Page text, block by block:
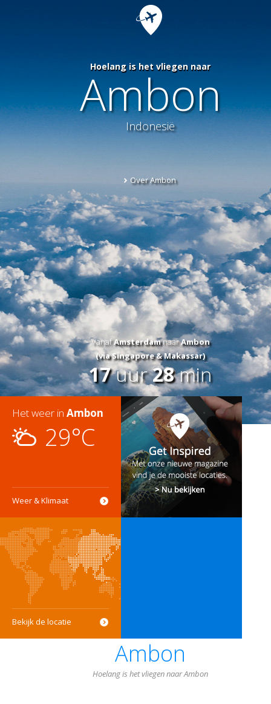
Hoelang is het vliegen naar
Ambon
Indonesië
Over Ambon
VanafAmsterdamnaarAmbon
(via Singapore & Makassar)
17uur28min
Het weer in Ambon
29°C
Weer & Klimaat
Bekijk de locatie
Ambon
Hoelang is het vliegen naar Ambon